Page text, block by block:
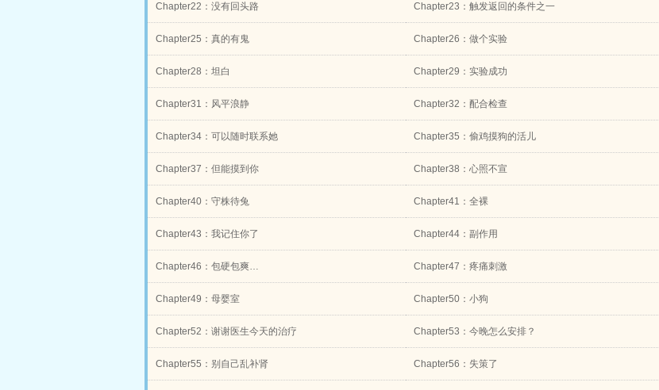
Chapter22：没有回头路 Chapter23：触发返回的条件之一
Chapter25：真的有鬼 Chapter26：做个实验
Chapter28：坦白 Chapter29：实验成功
Chapter31：风平浪静 Chapter32：配合检查
Chapter34：可以随时联系她 Chapter35：偷鸡摸狗的活儿
Chapter37：但能摸到你 Chapter38：心照不宣
Chapter40：守株待兔 Chapter41：全裸
Chapter43：我记住你了 Chapter44：副作用
Chapter46：包硬包爽… Chapter47：疼痛刺激
Chapter49：母婴室 Chapter50：小狗
Chapter52：谢谢医生今天的治疗 Chapter53：今晚怎么安排？
Chapter55：别自己乱补肾 Chapter56：失策了